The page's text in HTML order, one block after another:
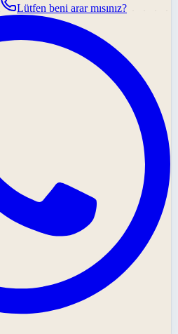
Lütfen beni arar mısınız?